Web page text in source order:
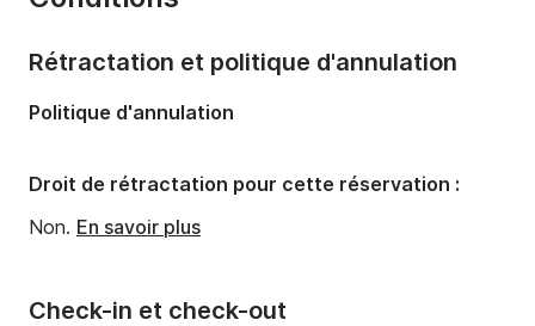
Check-in et check-out
Rétractation et politique d'annulation
Politique d'annulation
Droit de rétractation pour cette réservation :
Non. En savoir plus